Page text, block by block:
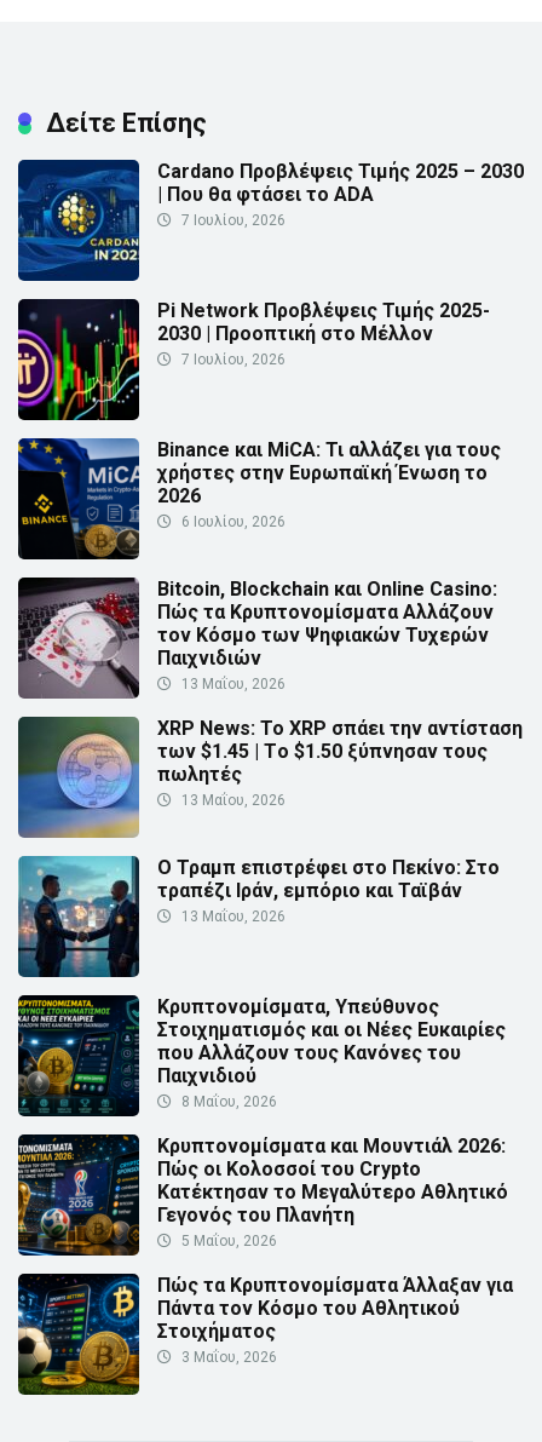
Δείτε Επίσης
Cardano Προβλέψεις Τιμής 2025 – 2030
| Που θα φτάσει το ADA
7 Ιουλίου, 2026
Pi Network Προβλέψεις Τιμής 2025-
2030 | Προοπτική στο Μέλλον
7 Ιουλίου, 2026
Binance και MiCA: Τι αλλάζει για τους
χρήστες στην Ευρωπαϊκή Ένωση το
2026
6 Ιουλίου, 2026
Bitcoin, Blockchain και Online Casino:
Πώς τα Κρυπτονομίσματα Αλλάζουν
τον Κόσμο των Ψηφιακών Τυχερών
Παιχνιδιών
13 Μαΐου, 2026
XRP News: Το XRP σπάει την αντίσταση
των $1.45 | Τo $1.50 ξύπνησαν τους
πωλητές
13 Μαΐου, 2026
Ο Τραμπ επιστρέφει στο Πεκίνο: Στο
τραπέζι Ιράν, εμπόριο και Ταϊβάν
13 Μαΐου, 2026
Κρυπτονομίσματα, Υπεύθυνος
Στοιχηματισμός και οι Νέες Ευκαιρίες
που Αλλάζουν τους Κανόνες του
Παιχνιδιού
8 Μαΐου, 2026
Κρυπτονομίσματα και Μουντιάλ 2026:
Πώς οι Κολοσσοί του Crypto
Κατέκτησαν το Μεγαλύτερο Αθλητικό
Γεγονός του Πλανήτη
5 Μαΐου, 2026
Πώς τα Κρυπτονομίσματα Άλλαξαν για
Πάντα τον Κόσμο του Αθλητικού
Στοιχήματος
3 Μαΐου, 2026